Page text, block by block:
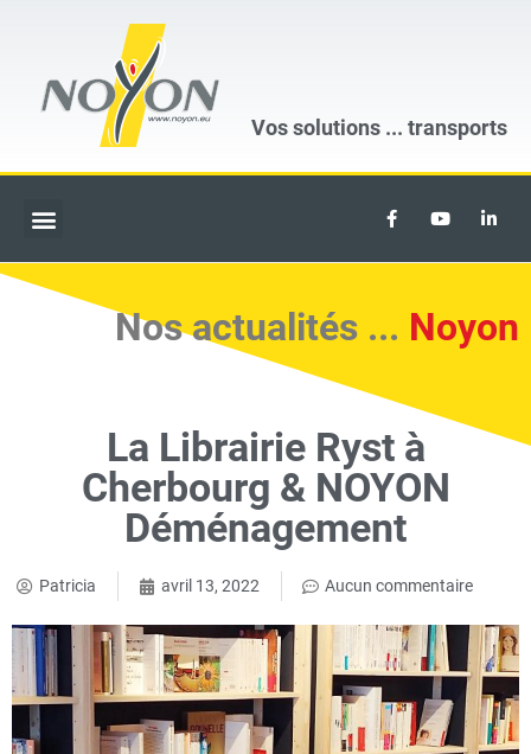
Vos solutions ... transports
Nos actualités ... Noyon
La Librairie Ryst à
Cherbourg & NOYON
Déménagement
Patricia avril 13, 2022 Aucun commentaire